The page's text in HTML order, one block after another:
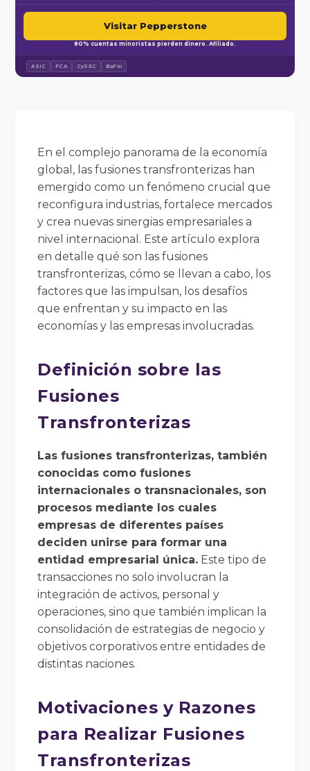
Visitar Pepperstone
80% cuentas minoristas pierden dinero. Afiliado.
ASIC FCA CySEC BaFin
En el complejo panorama de la economía
global, las fusiones transfronterizas han
emergido como un fenómeno crucial que
reconfigura industrias, fortalece mercados
y crea nuevas sinergias empresariales a
nivel internacional. Este artículo explora
en detalle qué son las fusiones
transfronterizas, cómo se llevan a cabo, los
factores que las impulsan, los desafíos
que enfrentan y su impacto en las
economías y las empresas involucradas.
Definición sobre las
Fusiones
Transfronterizas
Las fusiones transfronterizas, también
conocidas como fusiones
internacionales o transnacionales, son
procesos mediante los cuales
empresas de diferentes países
deciden unirse para formar una
entidad empresarial única. Este tipo de
transacciones no solo involucran la
integración de activos, personal y
operaciones, sino que también implican la
consolidación de estrategias de negocio y
objetivos corporativos entre entidades de
distintas naciones.
Motivaciones y Razones
para Realizar Fusiones
Transfronterizas